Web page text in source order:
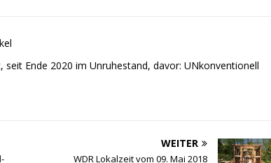
seit Ende 2020 im Unruhestand, davor: UNkonventionell
WEITER
WDR Lokalzeit vom 09. Mai 2018